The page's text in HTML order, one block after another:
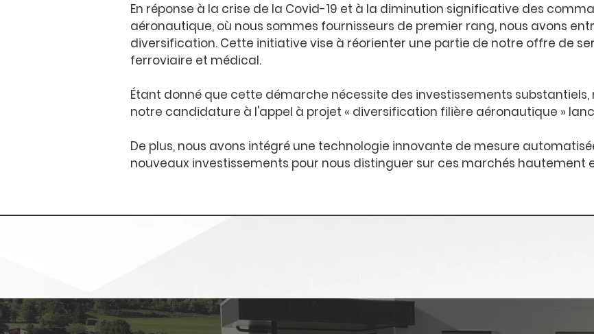
En réponse à la crise de la Covid-19 et à la diminution significative des
aéronautique, où nous sommes fournisseurs de premier rang, nous avons
diversification. Cette initiative vise à réorienter une partie de notre offre de
ferroviaire et médical.
Étant donné que cette démarche nécessite des investissements
notre candidature à l'appel à projet « diversification filière aéronautique »
De plus, nous avons intégré une technologie innovante de mesure
nouveaux investissements pour nous distinguer sur ces marchés hautement